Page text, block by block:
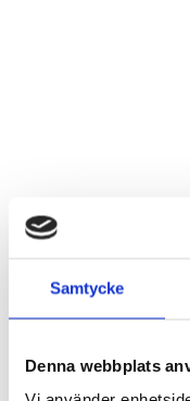
Samtycke
Denna webbplats